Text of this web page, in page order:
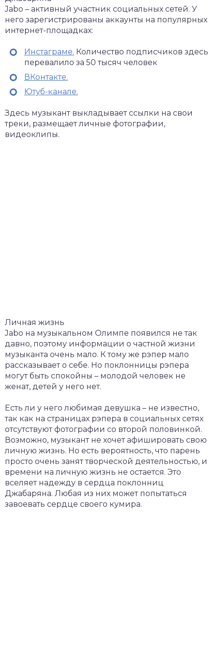
Jabo – активный участник социальных сетей. У
него зарегистрированы аккаунты на популярных
интернет-площадках:
Инстаграме. Количество подписчиков здесь
перевалило за 50 тысяч человек
ВКонтакте.
Ютуб-канале.
Здесь музыкант выкладывает ссылки на свои
треки, размещает личные фотографии,
видеоклипы.
Личная жизнь
Jabo на музыкальном Олимпе появился не так
давно, поэтому информации о частной жизни
музыканта очень мало. К тому же рэпер мало
рассказывает о себе. Но поклонницы рэпера
могут быть спокойны – молодой человек не
женат, детей у него нет.
Есть ли у него любимая девушка – не известно,
так как на страницах рэпера в социальных сетях
отсутствуют фотографии со второй половинкой.
Возможно, музыкант не хочет афишировать свою
личную жизнь. Но есть вероятность, что парень
просто очень занят творческой деятельностью, и
времени на личную жизнь не остается. Это
вселяет надежду в сердца поклонниц
Джабаряна. Любая из них может попытаться
завоевать сердце своего кумира.